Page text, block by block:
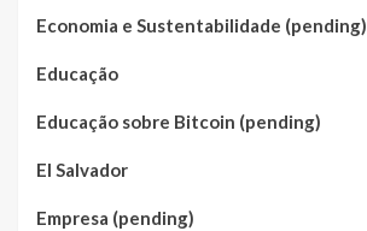
Economia e Sustentabilidade (pending)
Educação
Educação sobre Bitcoin (pending)
El Salvador
Empresa (pending)